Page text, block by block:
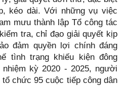
kéo dài. Với những vụ việc
mưu thành lập Tổ công tác
tra, chỉ đạo giải quyết kịp
đảm quyền lợi chính đáng
tình trạng khiếu kiện đông
kỳ 2020 - 2025, người
chức 95 cuộc tiếp công dân